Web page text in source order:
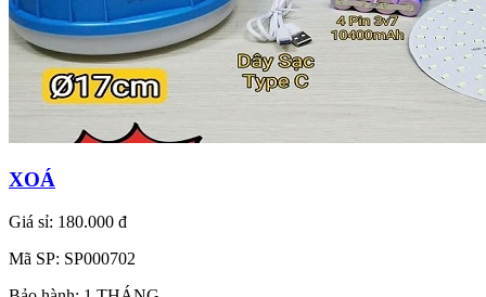
XOÁ
Giá sỉ: 180.000 đ
Mã SP: SP000702